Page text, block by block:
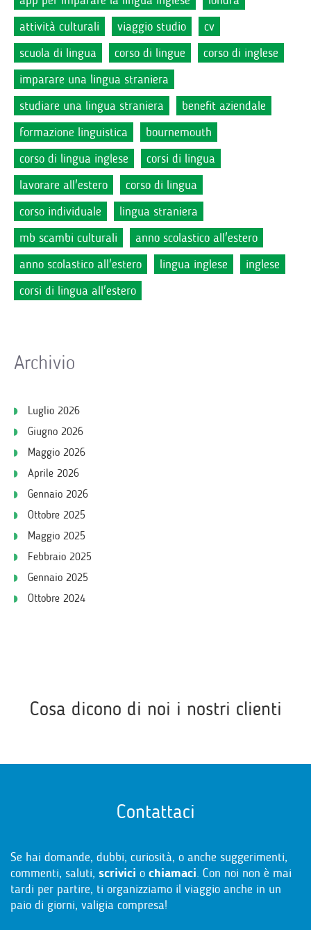
attività culturali
viaggio studio
cv
scuola di lingua
corso di lingue
corso di inglese
imparare una lingua straniera
studiare una lingua straniera
benefit aziendale
formazione linguistica
bournemouth
corso di lingua inglese
corsi di lingua
lavorare all'estero
corso di lingua
corso individuale
lingua straniera
mb scambi culturali
anno scolastico all'estero
anno scolastico all'estero
lingua inglese
inglese
corsi di lingua all'estero
Archivio
Luglio 2026
Giugno 2026
Maggio 2026
Aprile 2026
Gennaio 2026
Ottobre 2025
Maggio 2025
Febbraio 2025
Gennaio 2025
Ottobre 2024
Cosa dicono di noi i nostri clienti
Contattaci
Se hai domande, dubbi, curiosità, o anche suggerimenti,
commenti, saluti, scrivici o chiamaci. Con noi non è mai
tardi per partire, ti organizziamo il viaggio anche in un
paio di giorni, valigia compresa!